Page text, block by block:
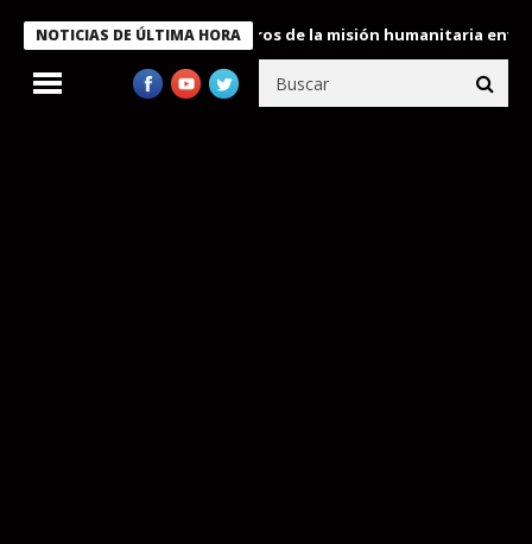
NOTICIAS DE ÚLTIMA HORA
condecora a miembros de la misión humanitaria enviada a